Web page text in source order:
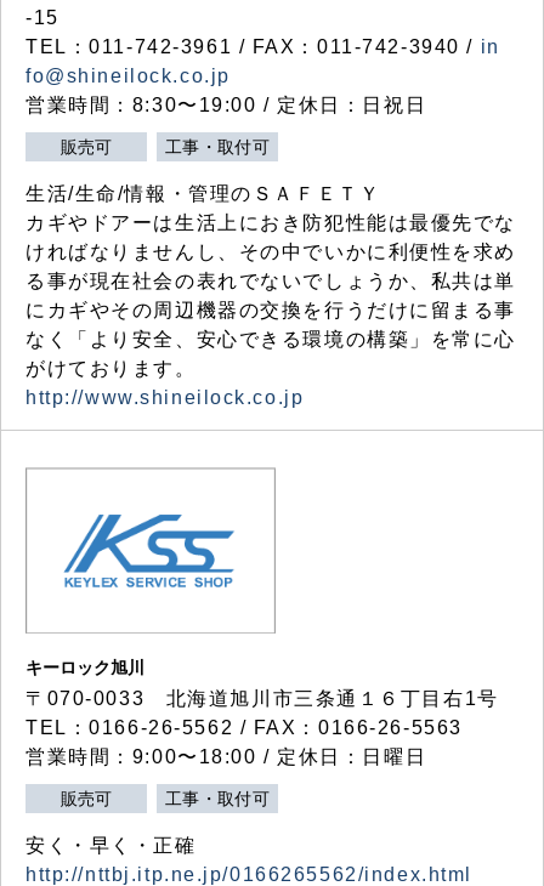
-15
TEL：011-742-3961 / FAX：011-742-3940 / in
fo@shineilock.co.jp
営業時間：8:30〜19:00 / 定休日：日祝日
販売可 工事・取付可
生活/生命/情報・管理のＳＡＦＥＴＹ
カギやドアーは生活上におき防犯性能は最優先でな
ければなりませんし、その中でいかに利便性を求め
る事が現在社会の表れでないでしょうか、私共は単
にカギやその周辺機器の交換を行うだけに留まる事
なく「より安全、安心できる環境の構築」を常に心
がけております。
http://www.shineilock.co.jp
キーロック旭川
〒070-0033 北海道旭川市三条通１６丁目右1号
TEL：0166-26-5562 / FAX：0166-26-5563
営業時間：9:00〜18:00 / 定休日：日曜日
販売可 工事・取付可
安く・早く・正確
http://nttbj.itp.ne.jp/0166265562/index.html